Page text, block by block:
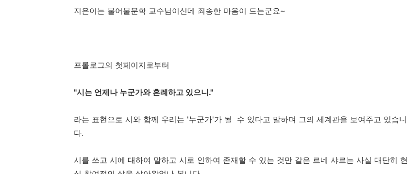
지은이는 불어불문학 교수님이신데 죄송한 마음이 드는군요~
프롤로그의 첫페이지로부터
"시는 언제나 누군가와 혼례하고 있으니."
라는 표현으로 시와 함께 우리는 '누군가'가 될 수 있다고 말하며 그의 세계관을 보여주고 있습니
다.
시를 쓰고 시에 대하여 말하고 시로 인하여 존재할 수 있는 것만 같은 르네 샤르는 사실 대단히 현